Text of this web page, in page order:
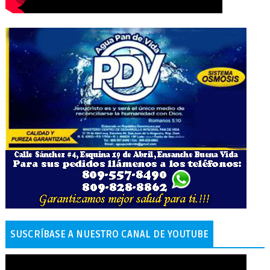
SUSCRÍBASE A NUESTRO CANAL DE YOUTUBE